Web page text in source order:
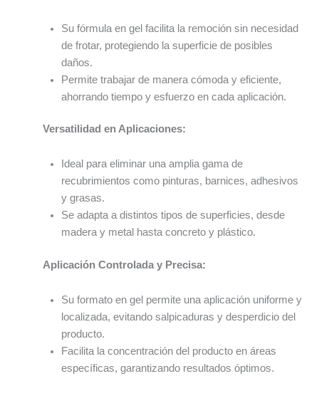
Su fórmula en gel facilita la remoción sin necesidad
de frotar, protegiendo la superficie de posibles
daños.
Permite trabajar de manera cómoda y eficiente,
ahorrando tiempo y esfuerzo en cada aplicación.
Versatilidad en Aplicaciones:
Ideal para eliminar una amplia gama de
recubrimientos como pinturas, barnices, adhesivos
y grasas.
Se adapta a distintos tipos de superficies, desde
madera y metal hasta concreto y plástico.
Aplicación Controlada y Precisa:
Su formato en gel permite una aplicación uniforme y
localizada, evitando salpicaduras y desperdicio del
producto.
Facilita la concentración del producto en áreas
específicas, garantizando resultados óptimos.